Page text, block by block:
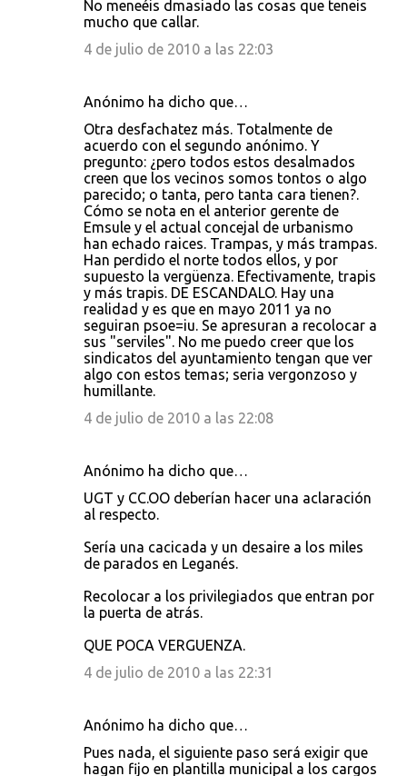
No meneéis dmasiado las cosas que teneis
mucho que callar.
4 de julio de 2010 a las 22:03
Anónimo ha dicho que…
Otra desfachatez más. Totalmente de
acuerdo con el segundo anónimo. Y
pregunto: ¿pero todos estos desalmados
creen que los vecinos somos tontos o algo
parecido; o tanta, pero tanta cara tienen?.
Cómo se nota en el anterior gerente de
Emsule y el actual concejal de urbanismo
han echado raices. Trampas, y más trampas.
Han perdido el norte todos ellos, y por
supuesto la vergüenza. Efectivamente, trapis
y más trapis. DE ESCANDALO. Hay una
realidad y es que en mayo 2011 ya no
seguiran psoe=iu. Se apresuran a recolocar a
sus "serviles". No me puedo creer que los
sindicatos del ayuntamiento tengan que ver
algo con estos temas; seria vergonzoso y
humillante.
4 de julio de 2010 a las 22:08
Anónimo ha dicho que…
UGT y CC.OO deberían hacer una aclaración
al respecto.
Sería una cacicada y un desaire a los miles
de parados en Leganés.
Recolocar a los privilegiados que entran por
la puerta de atrás.
QUE POCA VERGUENZA.
4 de julio de 2010 a las 22:31
Anónimo ha dicho que…
Pues nada, el siguiente paso será exigir que
hagan fijo en plantilla municipal a los cargos